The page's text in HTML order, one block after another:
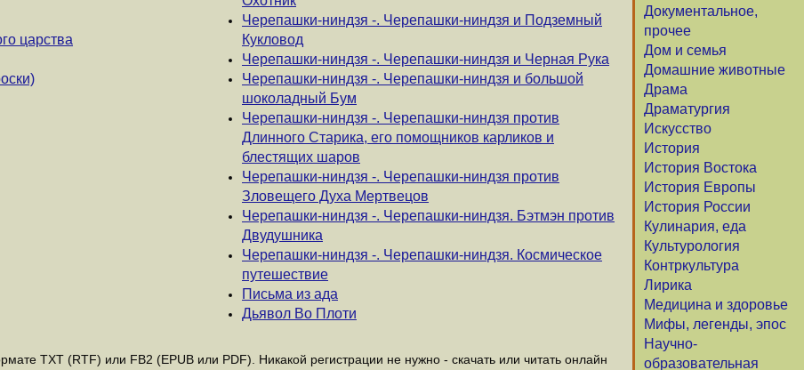
Документальное,
прочее
Дом и семья
Домашние животные
Драма
Драматургия
Искусство
История
История Востока
История Европы
История России
Кулинария, еда
Культурология
Контркультура
Лирика
Медицина и здоровье
Мифы, легенды, эпос
Научно-
образовательная
царства
Черепашки-ниндзя -. Черепашки-ниндзя и Подземный
Кукловод
Черепашки-ниндзя -. Черепашки-ниндзя и Черная Рука
Черепашки-ниндзя -. Черепашки-ниндзя и большой
шоколадный Бум
Черепашки-ниндзя -. Черепашки-ниндзя против
Длинного Старика, его помощников карликов и
блестящих шаров
Черепашки-ниндзя -. Черепашки-ниндзя против
Зловещего Духа Мертвецов
Черепашки-ниндзя -. Черепашки-ниндзя. Бэтмэн против
Двудушника
Черепашки-ниндзя -. Черепашки-ниндзя. Космическое
путешествие
Письма из ада
Дьявол Во Плоти
ТХТ (RTF) или FB2 (EPUB или PDF). Никакой регистрации не нужно - скачать или читать онлайн